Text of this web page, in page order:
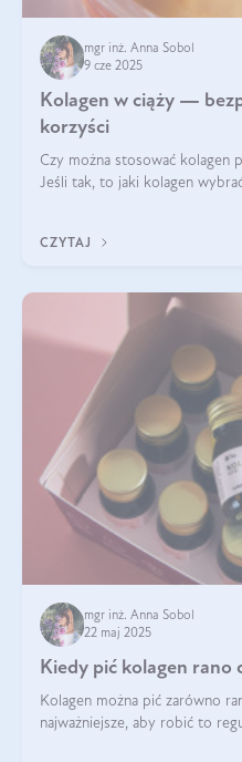
mgr inż. Anna Sobol
9 cze 2025
Kolagen w ciąży —
korzyści
Czy można stosować kolagen
Jeśli tak, to jaki kolagen
CZYTAJ
mgr inż. Anna Sobol
22 maj 2025
Kiedy pić kolagen rano
Kolagen można pić zarówno
najważniejsze, aby robić to